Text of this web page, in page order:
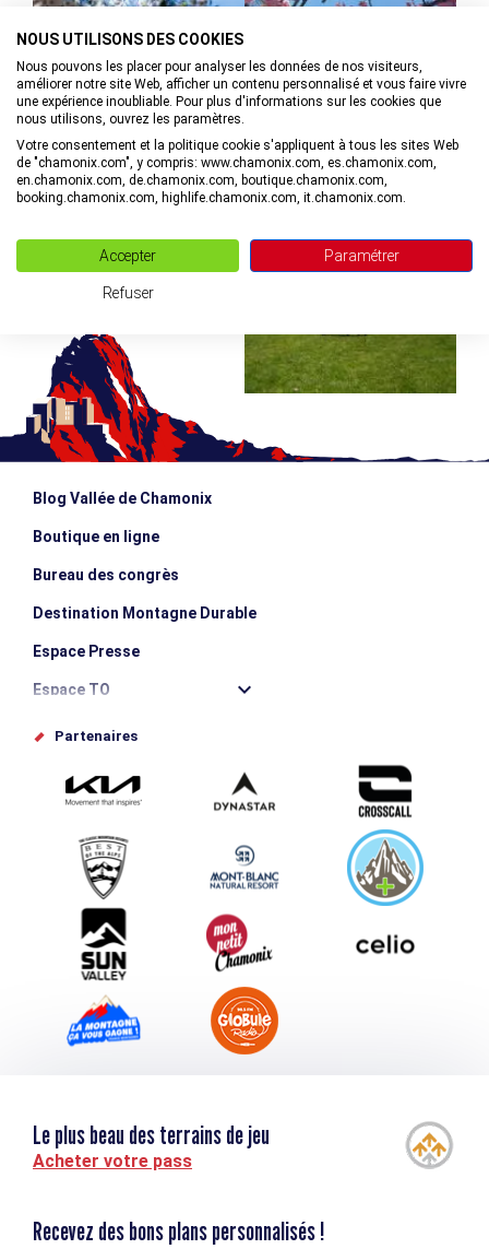
©
Blog Vallée de Chamonix
Boutique en ligne
Bureau des congrès
Destination Montagne Durable
Espace Presse
Espace TO
Offices de tourisme
Proposez votre évènement
Service groupes et séminaires
Téléchargements
Tourisme et handicap
Partenaires
Le plus beau des terrains de jeu
Acheter votre pass
Recevez des bons plans personnalisés !
NOUS UTILISONS DES COOKIES
Nous pouvons les placer pour analyser les données de nos visiteurs,
améliorer notre site Web, afficher un contenu personnalisé et vous faire vivre
une expérience inoubliable. Pour plus d'informations sur les cookies que
nous utilisons, ouvrez les paramètres.
Votre consentement et la politique cookie s'appliquent à tous les sites Web
de "chamonix.com", y compris: www.chamonix.com, es.chamonix.com,
en.chamonix.com, de.chamonix.com, boutique.chamonix.com,
booking.chamonix.com, highlife.chamonix.com, it.chamonix.com.
Accepter Paramétrer
Refuser